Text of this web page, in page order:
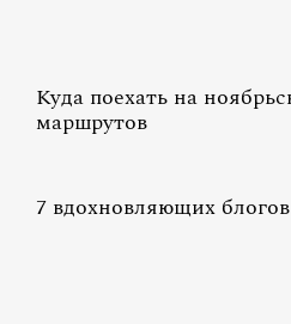
Куда поехать на
маршрутов
7 вдохновляющих